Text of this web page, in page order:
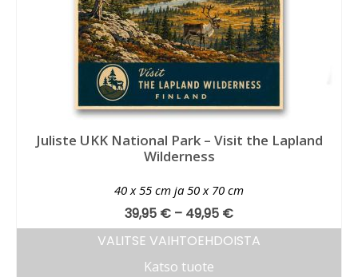
Juliste UKK National Park – Visit the Lapland
Wilderness
40 x 55 cm ja 50 x 70 cm
39,95 € – 49,95 €
VALITSE VAIHTOEHDOISTA
Katso tuote